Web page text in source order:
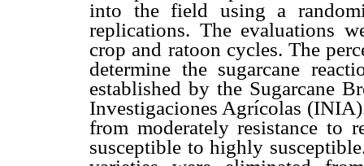
into the field using a
replications. The evaluations
crop and ratoon cycles. The
determine the sugarcane
established by the Sugarcane
Investigaciones Agrícolas
from moderately resistance to
susceptible to highly